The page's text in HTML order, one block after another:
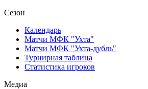
Сезон
Календарь
Матчи МФК "Ухта"
Матчи МФК "Ухта-дубль"
Турнирная таблица
Статистика игроков
Медиа